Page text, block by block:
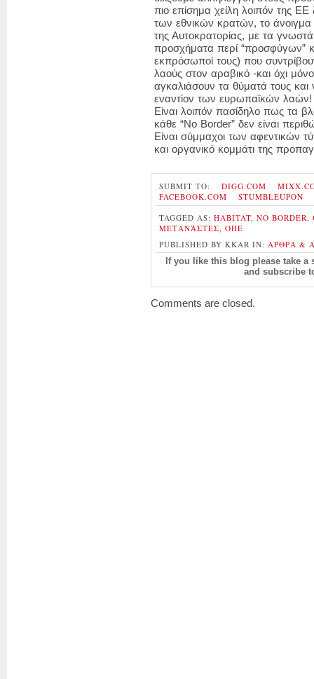
πιο επίσημα χείλη λοιπόν της ΕΕ
των εθνικών κρατών, το
της Αυτοκρατορίας, με τα
προσχήματα περί “προσφύγων”
εκπρόσωποί τους) που
λαούς στον αραβικό -και όχι
αγκαλιάσουν τα θύματά τους και
εναντίον των ευρωπαϊκών λαών!
Είναι λοιπόν πασίδηλο πως τα
κάθε “Νο Border” δεν είναι
Είναι σύμμαχοι των αφεντικών
και οργανικό κομμάτι της
SUBMIT TO: DIGG.COM
FACEBOOK.COM
STUMBLEUPON
TAGGED AS: HABITAT, NO BORDER,
ΜΕΤΑΝἈΣΤΕΣ, ΟΗΕ
PUBLISHED BY KKAR IN: ΑΡΘΡΑ &
If you like this blog please take
and subscribe
Comments are closed.